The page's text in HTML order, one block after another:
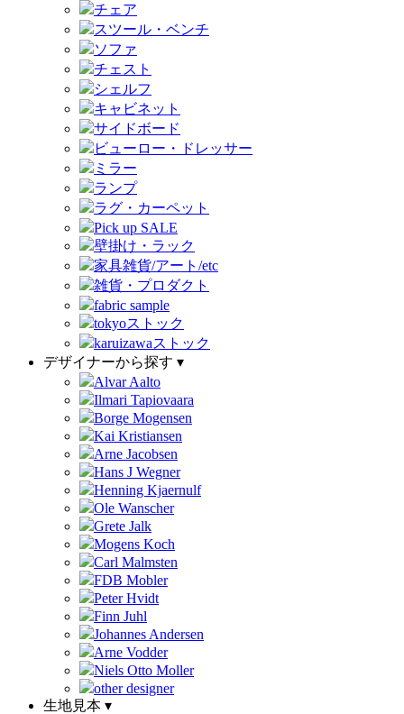
チェア
スツール・ベンチ
ソファ
チェスト
シェルフ
キャビネット
サイドボード
ビューロー・ドレッサー
ミラー
ランプ
ラグ・カーペット
Pick up SALE
壁掛け・ラック
家具雑貨/アート/etc
雑貨・プロダクト
fabric sample
tokyoストック
karuizawaストック
デザイナーから探す ▾
Alvar Aalto
Ilmari Tapiovaara
Borge Mogensen
Kai Kristiansen
Arne Jacobsen
Hans J Wegner
Henning Kjaernulf
Ole Wanscher
Grete Jalk
Mogens Koch
Carl Malmsten
FDB Mobler
Peter Hvidt
Finn Juhl
Johannes Andersen
Arne Vodder
Niels Otto Moller
other designer
生地見本 ▾